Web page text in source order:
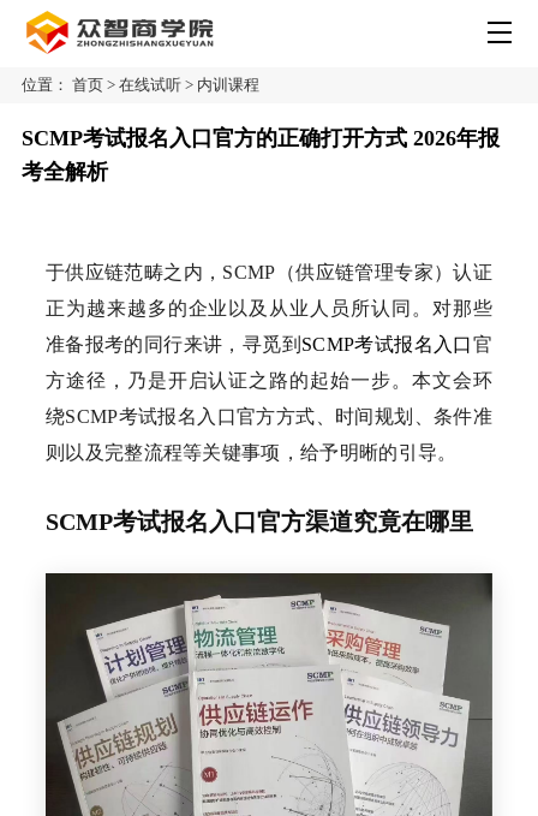
位置： 首页> 在线试听> 内训课程
SCMP考试报名入口官方的正确打开方式 2026年报
考全解析
于供应链范畴之内，SCMP（供应链管理专家）认证
正为越来越多的企业以及从业人员所认同。对那些
准备报考的同行来讲，寻觅到 SCMP考试报名入口官
方途径，乃是开启认证之路的起始一步。本文会环
绕SCMP考试报名入口官方方式、时间规划、条件准
则以及完整流程等关键事项，给予明晰的引导。
SCMP考试报名入口官方渠道究竟在哪里